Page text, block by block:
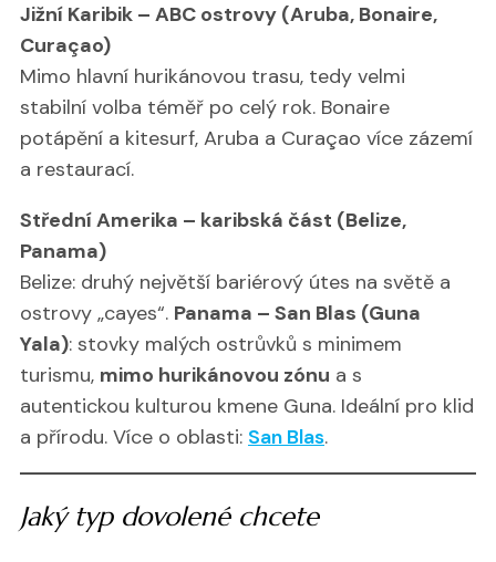
Jižní Karibik – ABC ostrovy (Aruba, Bonaire,
Curaçao)
Mimo hlavní hurikánovou trasu, tedy velmi
stabilní volba téměř po celý rok. Bonaire
potápění a kitesurf, Aruba a Curaçao více zázemí
a restaurací.
Střední Amerika – karibská část (Belize,
Panama)
Belize: druhý největší bariérový útes na světě a
ostrovy „cayes“. Panama – San Blas (Guna
Yala): stovky malých ostrůvků s minimem
turismu, mimo hurikánovou zónu a s
autentickou kulturou kmene Guna. Ideální pro klid
a přírodu. Více o oblasti: San Blas.
Jaký typ dovolené chcete